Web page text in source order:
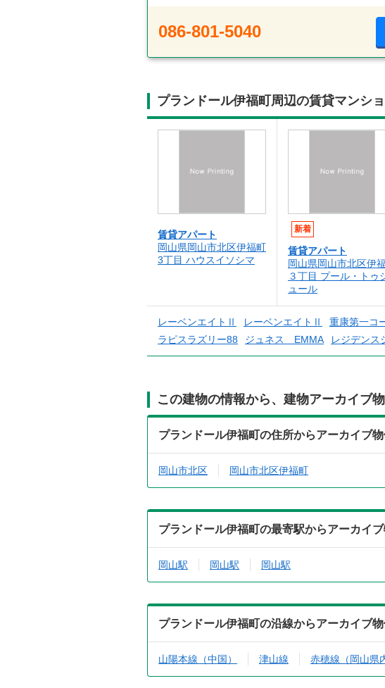
086-801-5040
プランドール伊福町周辺の賃貸マンシ
賃貸アパート
岡山県岡山市北区伊福町
3丁目 ハウスイソシマ
新着
賃貸アパート
岡山県岡山市北区伊
３丁目 プール・トゥ
ュール
レーベンエイトⅡ レーベンエイトⅡ 重康第一コ
ラピスラズリー88
ジュネス EMMA レジデンス
この建物の情報から、建物アーカイブ
プランドール伊福町の住所からアーカイブ
岡山市北区 岡山市北区伊福町
プランドール伊福町の最寄駅からアーカイ
岡山駅 岡山駅 岡山駅
プランドール伊福町の沿線からアーカイブ
山陽本線（中国） 津山線 赤穂線（岡山県